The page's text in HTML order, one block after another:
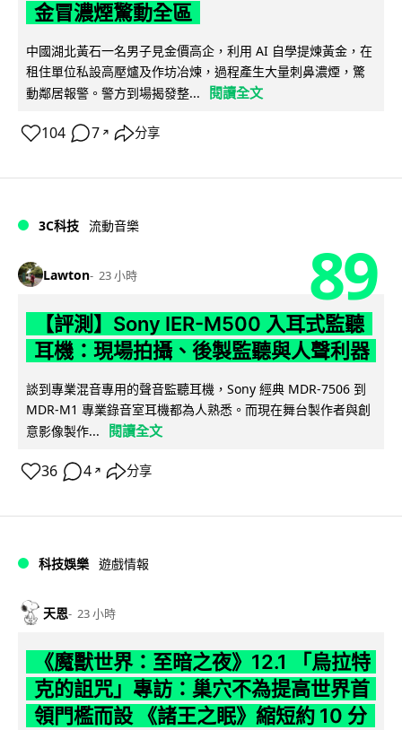
金冒濃煙驚動全區
中國湖北黃石一名男子見金價高企，利用 AI 自學提煉黃金，在
租住單位私設高壓爐及作坊冶煉，過程產生大量刺鼻濃煙，驚
動鄰居報警。警方到場揭發整...
閱讀全文
104 7 ↗ 分享
3C科技 流動音樂
Lawton 23 小時 89
【評測】Sony IER-M500 入耳式監聽
耳機：現場拍攝、後製監聽與人聲利器
談到專業混音專用的聲音監聽耳機，Sony 經典 MDR-7506 到
MDR-M1 專業錄音室耳機都為人熟悉。而現在舞台製作者與創
意影像製作...
閱讀全文
36 4 ↗ 分享
科技娛樂 遊戲情報
天恩 23 小時
《魔獸世界：至暗之夜》12.1 「烏拉特
克的詛咒」專訪：巢穴不為提高世界首
領門檻而設 《諸王之眠》縮短約 10 分